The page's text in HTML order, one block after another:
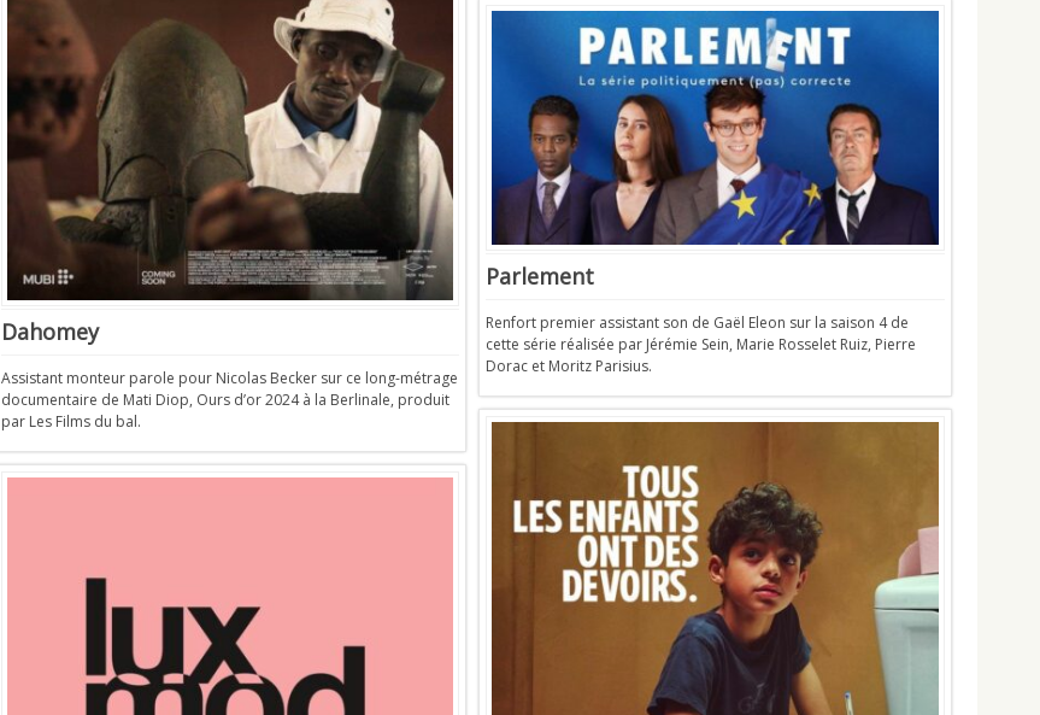
Dahomey
Assistant monteur parole pour Nicolas Becker sur ce long-métrage
documentaire de Mati Diop, Ours d’or 2024 à la Berlinale, produit
par Les Films du bal.
Parlement
Renfort premier assistant son de Gaël Eleon sur la saison 4 de
cette série réalisée par Jérémie Sein, Marie Rosselet Ruiz, Pierre
Dorac et Moritz Parisius.